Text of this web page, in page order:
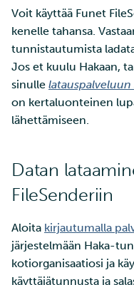
suuren osion käyttö
Laskentayksiköiden
tarkastelu
Laskutus
Voit käyttää Funet
kenelle tahansa.
tunnistautumista
Jos et kuulu Hakaan,
sinulle
on kertaluonteinen
lähettämiseen.
Datan
FileSenderiin
Aloita kirjautumalla
järjestelmään Haka-
kotiorganisaatiosi ja
käyttäjätunnusta ja